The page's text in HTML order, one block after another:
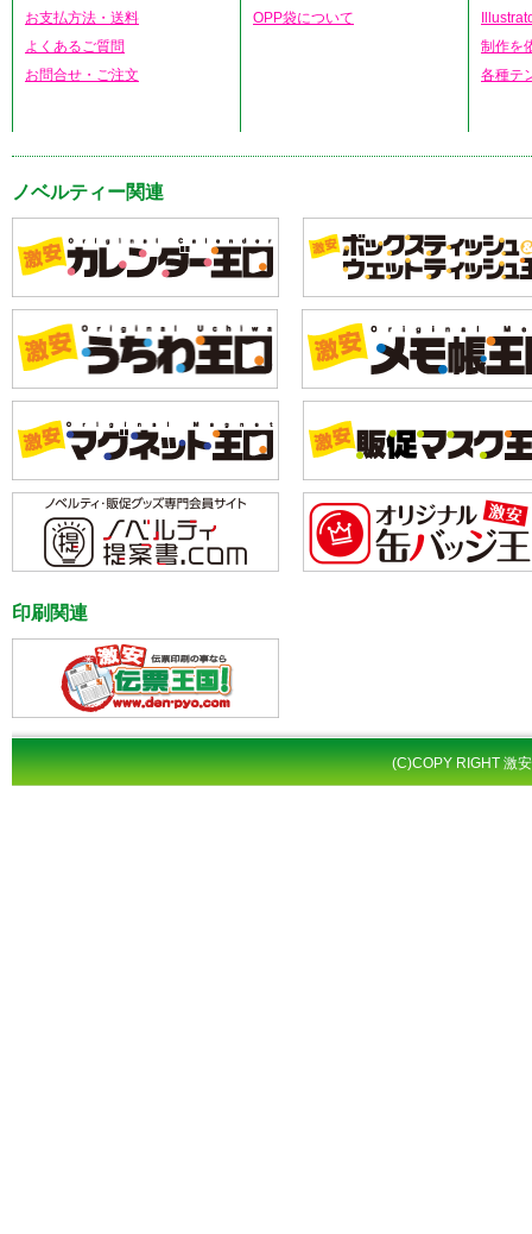
お支払方法・送料
よくあるご質問
お問合せ・ご注文
OPP袋について
制作を
各種テ
ノベルティー関連
印刷関連
(C)COPY RIGHT 激